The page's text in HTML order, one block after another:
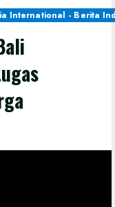
International - Berita